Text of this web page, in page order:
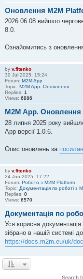
Оновлення M2M
2026.06.08 вийшло
8.0.
Ознайомитись з
by v.fitenko
30 Jul 2025, 15:24
Forum: M2M App
Topic: M2M App. Оновлення
Replies: 1
Views: 6886
M2M App. Оновлення
28 липня 2025 року
App версії 1.0.6.
Опис оновлень за
by v.fitenko
24 Jun 2025, 17:22
Forum: Робото з M2M Platform
Topic: Документація по роботі з
Replies: 0
Views: 6570
Документація по
Уся корисна документація
зібрано в нашій системі
https://docs.m2m.eu/uk/
Search